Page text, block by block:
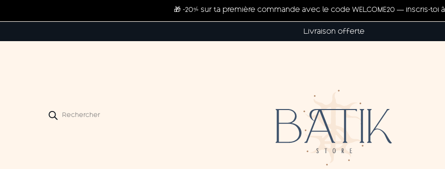
Livraison offerte
produits
🎁 -20% sur ta première commande avec le code WELCOME20 — inscris-toi